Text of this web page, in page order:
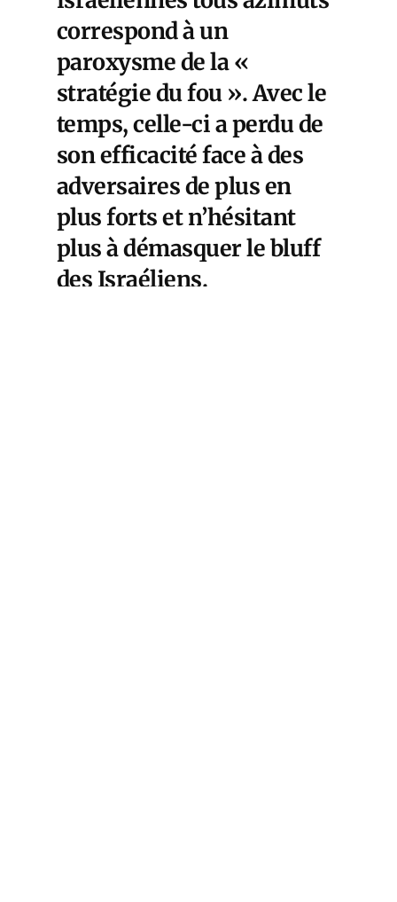
correspond à un
paroxysme de la «
stratégie du fou ». Avec le
temps, celle-ci a perdu de
son efficacité face à des
adversaires de plus en
plus forts et n’hésitant
plus à démasquer le bluff
des Israéliens.